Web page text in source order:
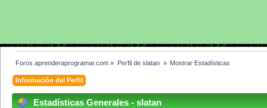
Foros aprenderaprogramar.com » Perfil de slatan » Mostrar Estadísticas
Información del Perfil
Estadísticas Generales - slatan